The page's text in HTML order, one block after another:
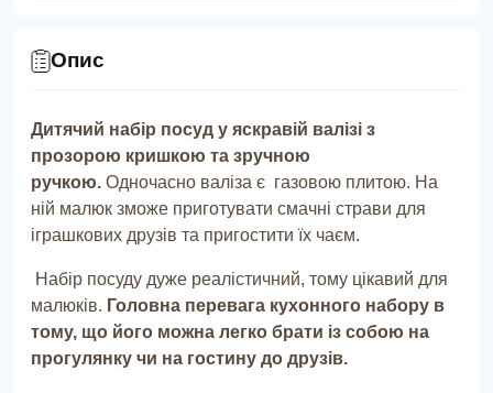
Опис
Дитячий набір посуд у яскравій валізі з
прозорою кришкою та зручною
ручкою. Одночасно валіза є газовою плитою. На
ній малюк зможе приготувати смачні страви для
іграшкових друзів та пригостити їх чаєм.
Набір посуду дуже реалістичний, тому цікавий для
малюків. Головна перевага кухонного набору в
тому, що його можна легко брати із собою на
прогулянку чи на гостину до друзів.